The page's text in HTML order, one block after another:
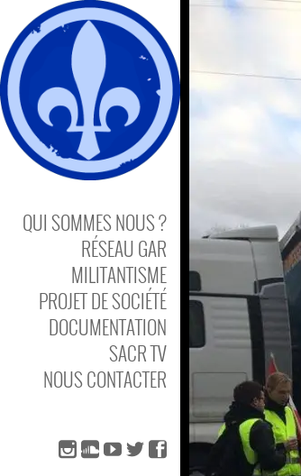
QUI SOMMES NOUS ?
RÉSEAU GAR
MILITANTISME
PROJET DE SOCIÉTÉ
DOCUMENTATION
SACR TV
NOUS CONTACTER